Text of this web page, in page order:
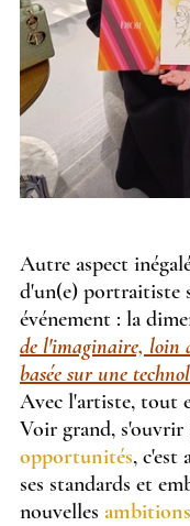
Autre aspect
d'un(e) portraitiste
événement : la
de l'imaginaire, loin
basée sur une
Avec l'artiste, tout
Voir grand, s'ouvrir
opportunités, c'est
ses standards et
nouvelles